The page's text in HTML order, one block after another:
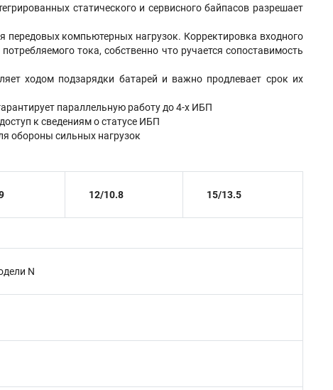
статического и сервисного байпасов разрешает
компьютерных нагрузок. Корректировка входного
тока, собственно что ручается сопоставимость
ходом подзарядки батарей и важно продлевает срок их
параллельную работу до 4-х ИБП
к сведениям о статусе ИБП
обороны сильных нагрузок
12/10.8 15/13.5
N